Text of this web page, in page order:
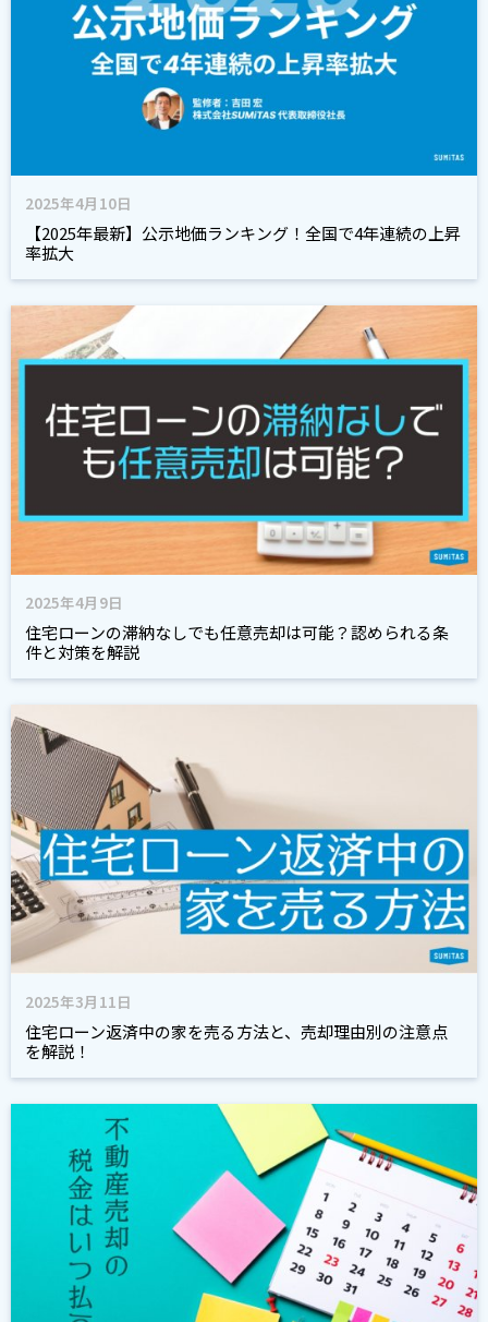
2025年4月10日
【2025年最新】公示地価ランキング！全国で4年連続の上昇
率拡大
2025年4月9日
住宅ローンの滞納なしでも任意売却は可能？認められる条
件と対策を解説
2025年3月11日
住宅ローン返済中の家を売る方法と、売却理由別の注意点
を解説！